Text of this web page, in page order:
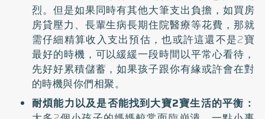
烈。但是如果同時有其他大筆支出負擔，如買房
房貸壓力、長輩生病長期住院醫療等花費，那就
需仔細精算收入支出預估，也或許這還不是2寶
最好的時機，可以緩緩一段時間以平常心看待，
先好好累積儲蓄，如果孩子跟你有緣或許會在對
的時機與你們相聚。
耐煩能力以及是否能找到大寶2寶生活的平衡：